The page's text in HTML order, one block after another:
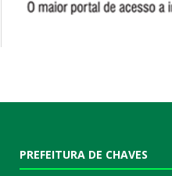
PREFEITURA DE CHAVES